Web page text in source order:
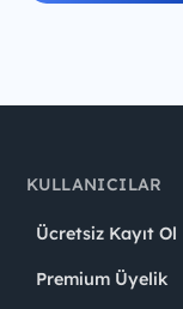
KULLANICILAR
Ücretsiz Kayıt Ol
Premium Üyelik